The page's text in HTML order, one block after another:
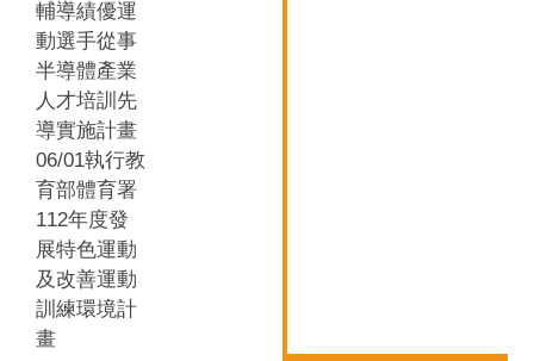
輔導績優運
動選手從事
半導體產業
人才培訓先
導實施計畫
06/01執行教
育部體育署
112年度發
展特色運動
及改善運動
訓練環境計
畫